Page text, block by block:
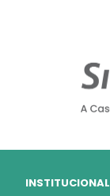
INSTITUCIONAL